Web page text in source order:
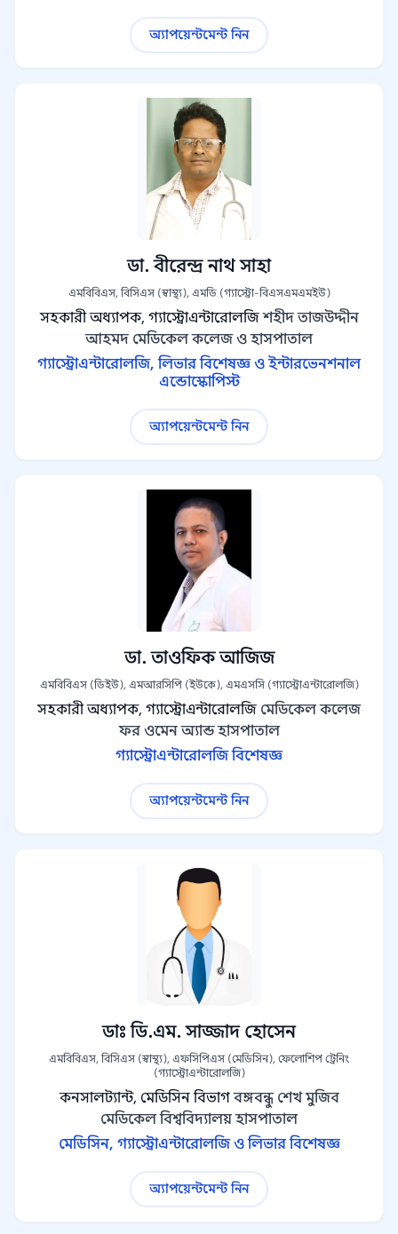
অ্যাপয়েন্টমেন্ট নিন
ডা. বীরেন্দ্র নাথ সাহা
এমবিবিএস, বিসিএস (স্বাস্থ্য), এমডি (গ্যাস্ট্রো-বিএসএমএমইউ)
সহকারী অধ্যাপক, গ্যাস্ট্রোএন্টারোলজি শহীদ তাজউদ্দীন
আহমদ মেডিকেল কলেজ ও হাসপাতাল
গ্যাস্ট্রোএন্টারোলজি, লিভার বিশেষজ্ঞ ও ইন্টারভেনশনাল
এন্ডোস্কোপিস্ট
অ্যাপয়েন্টমেন্ট নিন
ডা. তাওফিক আজিজ
এমবিবিএস (ডিইউ), এমআরসিপি (ইউকে), এমএসসি (গ্যাস্ট্রোএন্টারোলজি)
সহকারী অধ্যাপক, গ্যাস্ট্রোএন্টারোলজি মেডিকেল কলেজ
ফর ওমেন অ্যান্ড হাসপাতাল
গ্যাস্ট্রোএন্টারোলজি বিশেষজ্ঞ
অ্যাপয়েন্টমেন্ট নিন
ডাঃ ডি.এম. সাজ্জাদ হোসেন
এমবিবিএস, বিসিএস (স্বাস্থ্য), এফসিপিএস (মেডিসিন), ফেলোশিপ ট্রেনিং
(গ্যাস্ট্রোএন্টারোলজি)
কনসালট্যান্ট, মেডিসিন বিভাগ বঙ্গবন্ধু শেখ মুজিব
মেডিকেল বিশ্ববিদ্যালয় হাসপাতাল
মেডিসিন, গ্যাস্ট্রোএন্টারোলজি ও লিভার বিশেষজ্ঞ
অ্যাপয়েন্টমেন্ট নিন